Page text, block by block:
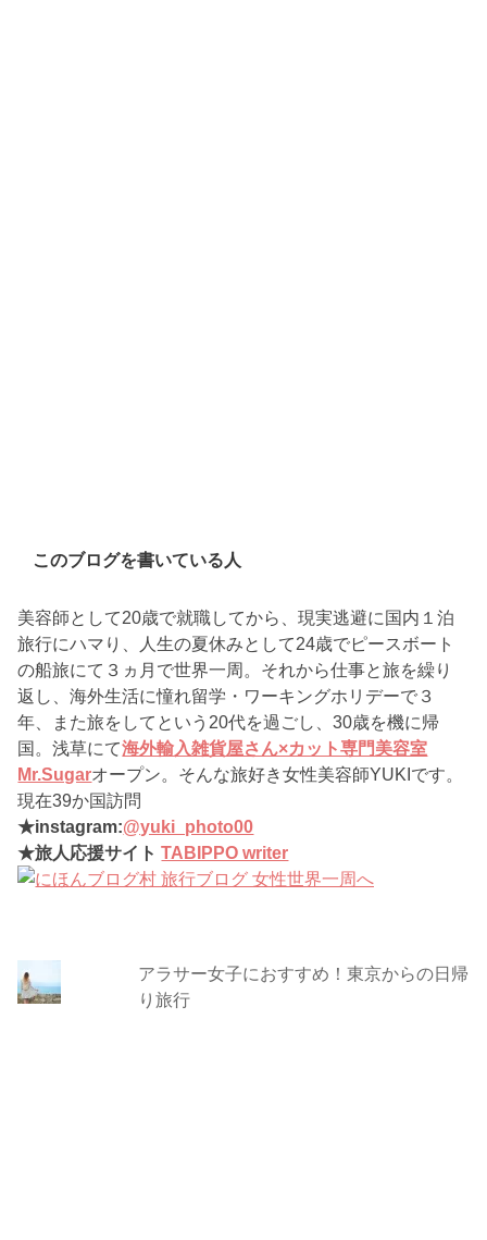
このブログを書いている人
美容師として20歳で就職してから、現実逃避に国内１泊
旅行にハマり、人生の夏休みとして24歳でピースボート
の船旅にて３ヵ月で世界一周。それから仕事と旅を繰り
返し、海外生活に憧れ留学・ワーキングホリデーで３
年、また旅をしてという20代を過ごし、30歳を機に帰
国。浅草にて海外輸入雑貨屋さん×カット専門美容室
Mr.Sugarオープン。そんな旅好き女性美容師YUKIです。
現在39か国訪問
★instagram:@yuki_photo00
★旅人応援サイトTABIPPO writer
アラサー女子におすすめ！東京からの日帰
り旅行